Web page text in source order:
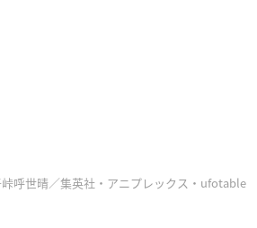
呼世晴／集英社・アニプレックス・ufotable